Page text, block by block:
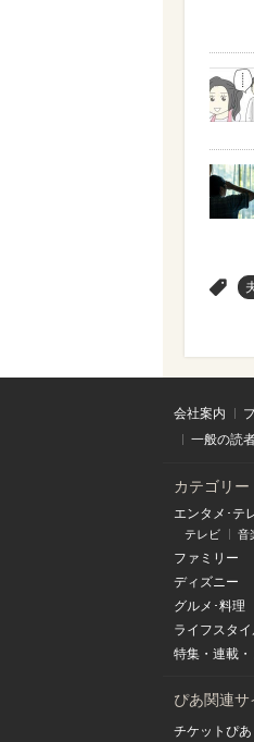
会社案内
一般の読
カテゴリー
エンタメ･テ
テレビ 音
ファミリー
ディズニー
グルメ･料理
ライフスタ
特集 ・ 連載 ・
ぴあ関連サ
チケットぴあ